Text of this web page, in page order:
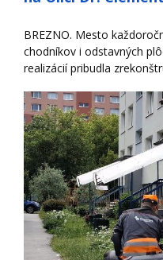
BREZNO. Mesto
chodníkov i odstavných
realizácií pribudla